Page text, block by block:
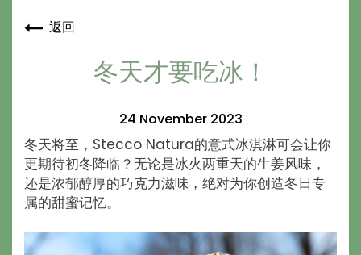
返回
冬天才要吃冰！
24 November 2023
冬天将至，Stecco Natura的意式冰淇淋可会让你
更期待初冬降临？无论是冰火两重天的生姜风味，
还是浓郁醇厚的巧克力滋味，绝对为你创造冬日专
属的甜蜜记忆。